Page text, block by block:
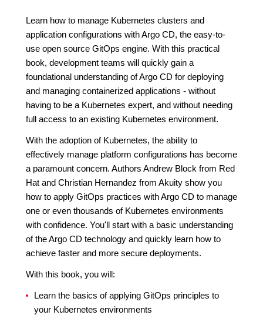
Learn how to manage Kubernetes clusters and
application configurations with Argo CD, the easy-to-
use open source GitOps engine. With this practical
book, development teams will quickly gain a
foundational understanding of Argo CD for deploying
and managing containerized applications - without
having to be a Kubernetes expert, and without needing
full access to an existing Kubernetes environment.
With the adoption of Kubernetes, the ability to
effectively manage platform configurations has become
a paramount concern. Authors Andrew Block from Red
Hat and Christian Hernandez from Akuity show you
how to apply GitOps practices with Argo CD to manage
one or even thousands of Kubernetes environments
with confidence. You'll start with a basic understanding
of the Argo CD technology and quickly learn how to
achieve faster and more secure deployments.
With this book, you will:
Learn the basics of applying GitOps principles to
your Kubernetes environments